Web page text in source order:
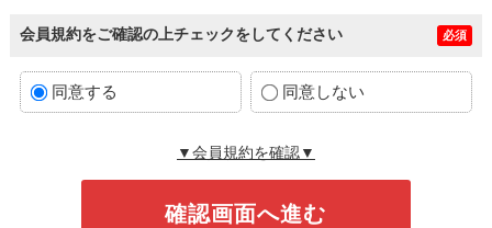
会員規約をご確認の上チェックをしてください 必須
同意する 同意しない
▼会員規約を確認▼